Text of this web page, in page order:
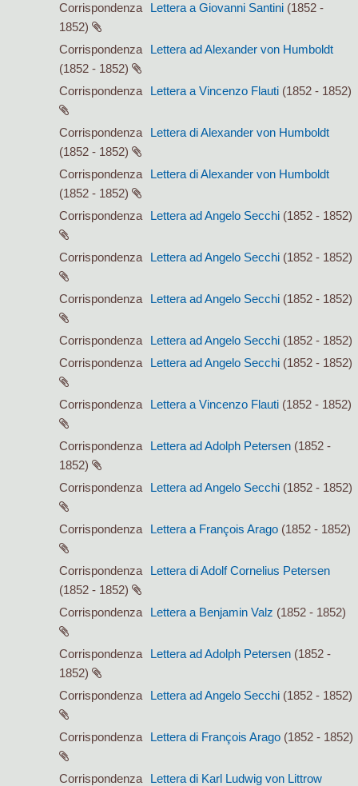
Corrispondenza
Lettera a Giovanni Santini (1852 -
1852)
Corrispondenza
Lettera ad Alexander von Humboldt
(1852 - 1852)
Corrispondenza
Lettera a Vincenzo Flauti (1852 - 1852)
Corrispondenza
Lettera di Alexander von Humboldt
(1852 - 1852)
Corrispondenza
Lettera di Alexander von Humboldt
(1852 - 1852)
Corrispondenza
Lettera ad Angelo Secchi (1852 - 1852)
Corrispondenza Lettera ad Angelo Secchi (1852 - 1852)
Corrispondenza Lettera ad Angelo Secchi (1852 - 1852)
Corrispondenza Lettera ad Angelo Secchi (1852 - 1852)
Corrispondenza
Lettera ad Angelo Secchi (1852 - 1852)
Corrispondenza Lettera a Vincenzo Flauti (1852 - 1852)
Corrispondenza Lettera ad Adolph Petersen (1852 -
1852)
Corrispondenza
Lettera ad Angelo Secchi (1852 - 1852)
Corrispondenza Lettera a François Arago (1852 - 1852)
Corrispondenza
Lettera di Adolf Cornelius Petersen
(1852 - 1852)
Corrispondenza
Lettera a Benjamin Valz (1852 - 1852)
Corrispondenza Lettera ad Adolph Petersen (1852 -
1852)
Corrispondenza
Lettera ad Angelo Secchi (1852 - 1852)
Corrispondenza Lettera di François Arago (1852 - 1852)
Corrispondenza
Lettera di Karl Ludwig von Littrow